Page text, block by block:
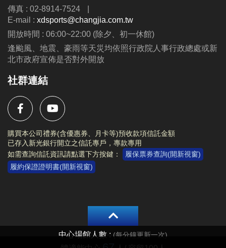
利；參加者於參加活動同時，即同意接受並遵守此活
動辦法與注意事項等規範。
活動內容及注意事項等相關資訊，請詳閱活動海報 。
傳真 : 02-8914-7524
|
E-mail : xdsports@changjia.com.tw
開放時間 : 06:00~22:00 (除夕、初一休館)
逢颱風、地震、豪雨等天災均依照行政院人事行政總處或新
北市政府宣佈是否對外開放
社群連結
購買本公司禮券(含優惠券、月卡等)預收款項信託金額
已存入新光銀行開立之信託專戶，專款專用
如需查詢信託資訊請點選下方按鍵：
履保票券查詢(開新視窗)
履約保證證明書(開新視窗)